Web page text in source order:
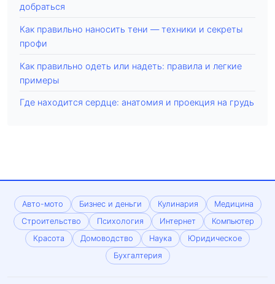
добраться
Как правильно наносить тени — техники и секреты
профи
Как правильно одеть или надеть: правила и легкие
примеры
Где находится сердце: анатомия и проекция на грудь
Авто-мото Бизнес и деньги Кулинария
Медицина
Строительство
Психология Интернет
Компьютер
Красота
Домоводство Наука
Юридическое
Бухгалтерия